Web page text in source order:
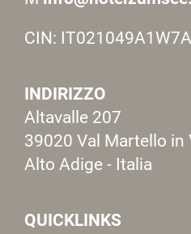
CIN:
INDIRIZZO
Altavalle 207
39020 Val Martello in
Alto Adige - Italia
QUICKLINKS